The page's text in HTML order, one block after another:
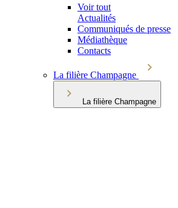
Voir tout
Actualités
Communiqués de presse
Médiathèque
Contacts
La filière Champagne
La filière Champagne